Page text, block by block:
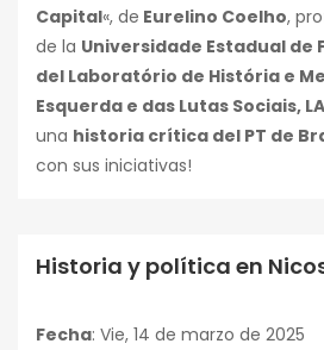
Capital«, de Eurelino Coelho,
de la Universidade Estadual de
del Laboratório de História e
Esquerda e das Lutas Sociais,
una historia crítica del PT de
con sus iniciativas!
Conferencias
Historia y política en
Fecha: Vie, 14 de marzo de 2025